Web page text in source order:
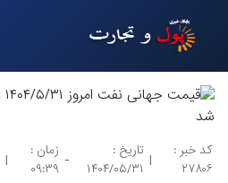
کد خبر :
۲۷۸۰۶
|
تاریخ :
۱۴۰۴/۰۵/۳۱
-
زمان :
۰۹:۳۹
|